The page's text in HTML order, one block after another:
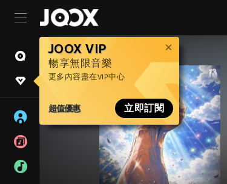
JOOX VIP
暢享無限音樂
更多內容盡在VIP中心
超值優惠 立即訂閱